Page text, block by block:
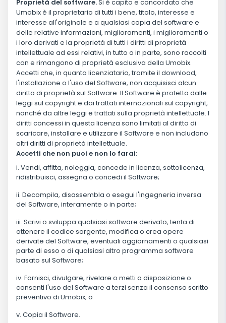
Proprietà del software.Si è capito e concordato che
Umobix è il proprietario di tutti i bene, titolo, interesse e
interesse all'originale e a qualsiasi copia del software e
delle relative informazioni, miglioramenti, i miglioramenti o
i loro derivati e la proprietà di tutti i diritti di proprietà
intellettuale ad essi relativi, in tutto o in parte, sono raccolti
con e rimangono di proprietà esclusiva della Umobix.
Accetti che, in quanto licenziatario, tramite il download,
l'installazione o l'uso del Software, non acquisisci alcun
diritto di proprietà sul Software. Il Software è protetto dalle
leggi sul copyright e dai trattati internazionali sul copyright,
nonché da altre leggi e trattati sulla proprietà intellettuale. I
diritti concessi in questa licenza sono limitati al diritto di
scaricare, installare e utilizzare il Software e non includono
altri diritti di proprietà intellettuale.
Accetti che non puoi e non lo farai:
Vendi, affitta, noleggia, concede in licenza, sottolicenza,
ridistribuisci, assegna o concedi il Software;
Decompila, disassembla o esegui l'ingegneria inversa
del Software, interamente o in parte;
Scrivi o sviluppa qualsiasi software derivato, tenta di
ottenere il codice sorgente, modifica o crea opere
derivate del Software, eventuali aggiornamenti o qualsiasi
parte di esso o di qualsiasi altro programma software
basato sul Software;
Fornisci, divulgare, rivelare o metti a disposizione o
consenti l'uso del Software a terzi senza il consenso scritto
preventivo di Umobix; o
Copia il Software.